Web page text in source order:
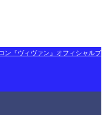
ン『ヴィヴァン』オフィシャルブ